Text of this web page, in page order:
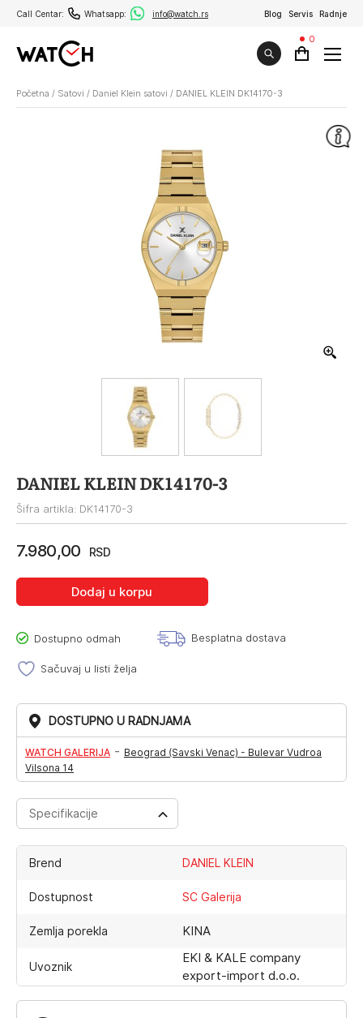
Call Centar: Whatsapp: info@watch.rs Blog Servis Radnje
0
Početna / Satovi / Daniel Klein satovi / DANIEL KLEIN DK14170-3
DANIEL KLEIN DK14170-3
Šifra artikla: DK14170-3
7.980,00 RSD
Dodaj u korpu
Dostupno odmah Besplatna dostava
Sačuvaj u listi želja
DOSTUPNO U RADNJAMA
WATCH GALERIJA - Beograd (Savski Venac) - Bulevar Vudroa
Vilsona 14
Specifikacije
Brend DANIEL KLEIN
Dostupnost SC Galerija
Zemlja porekla KINA
Uvoznik
EKI & KALE company
export-import d.o.o.